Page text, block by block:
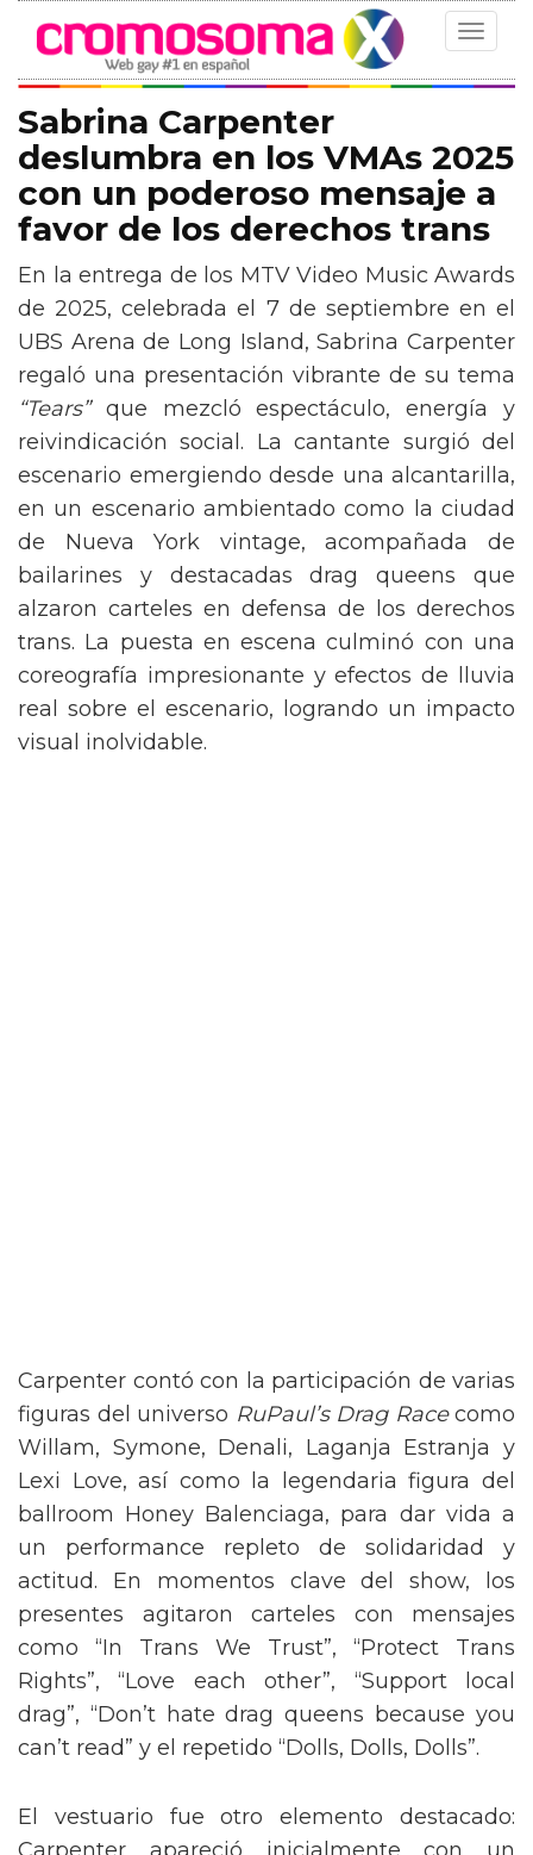
Toggle
Sabrina Carpenter
deslumbra en los VMAs 2025
con un poderoso mensaje a
favor de los derechos trans
En la entrega de los MTV Video Music Awards
de 2025, celebrada el 7 de septiembre en el
UBS Arena de Long Island, Sabrina Carpenter
regaló una presentación vibrante de su tema
“Tears”que mezcló espectáculo, energía y
reivindicación social. La cantante surgió del
escenario emergiendo desde una alcantarilla,
en un escenario ambientado como la ciudad
de Nueva York vintage, acompañada de
bailarines y destacadas drag queens que
alzaron carteles en defensa de los derechos
trans. La puesta en escena culminó con una
coreografía impresionante y efectos de lluvia
real sobre el escenario, logrando un impacto
visual inolvidable.
Carpenter contó con la participación de varias
figuras del universo RuPaul’s Drag Racecomo
Willam, Symone, Denali, Laganja Estranja y
Lexi Love, así como la legendaria figura del
ballroom Honey Balenciaga, para dar vida a
un performance repleto de solidaridad y
actitud. En momentos clave del show, los
presentes agitaron carteles con mensajes
como “In Trans We Trust”, “Protect Trans
Rights”, “Love each other”, “Support local
drag”, “Don’t hate drag queens because you
can’t read” y el repetido “Dolls, Dolls, Dolls”.
El vestuario fue otro elemento destacado: